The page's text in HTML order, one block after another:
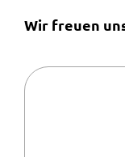
Wir freuen